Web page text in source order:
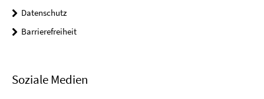
Datenschutz
Barrierefreiheit
Soziale Medien